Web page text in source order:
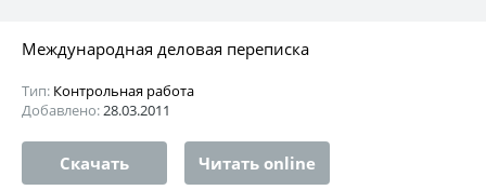
Международная деловая переписка
Тип: Контрольная работа
Добавлено:28.03.2011
Скачать Читать online